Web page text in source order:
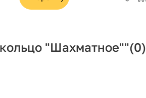
"Шахматное""(0)